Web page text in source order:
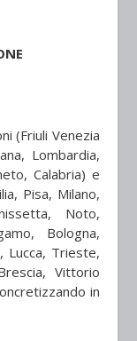
(Friuli Venezia
Lombardia,
Calabria) e
Pisa, Milano,
Noto,
Bologna,
Lucca, Trieste,
Vittorio
in